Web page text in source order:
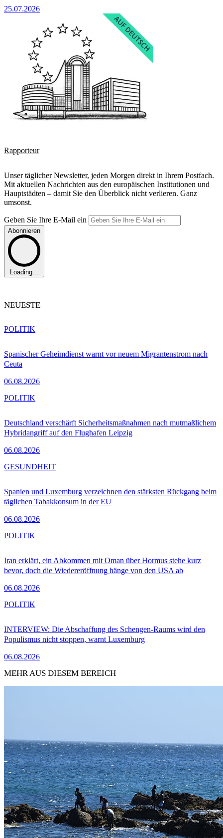
25.07.2026
Rapporteur
Unser täglicher Newsletter, jeden Morgen direkt in Ihrem Postfach.
Mit aktuellen Nachrichten aus den europäischen Institutionen und
Hauptstädten – damit Sie den Überblick nicht verlieren. Ganz
umsonst.
Geben Sie Ihre E-Mail ein
Abonnieren
Loading...
NEUESTE
Spanischer Geheimdienst warnt vor neuem Migrantenstrom nach
Ceuta
06.08.2026
POLITIK
Deutschland verschärft Sicherheitsmaßnahmen nach mutmaßlichem
Hybridangriff auf den Flughafen Leipzig
06.08.2026
POLITIK
Spanien und Luxemburg verzeichnen den stärksten Rückgang beim
täglichen Tabakkonsum in der EU
06.08.2026
GESUNDHEIT
Iran erklärt, ein Abkommen mit Oman über Hormus stehe kurz
bevor, doch die Wiedereröffnung hänge von den USA ab
06.08.2026
POLITIK
INTERVIEW: Die Abschaffung des Schengen-Raums wird den
Populismus nicht stoppen, warnt Luxemburg
06.08.2026
POLITIK
MEHR AUS DIESEM BEREICH